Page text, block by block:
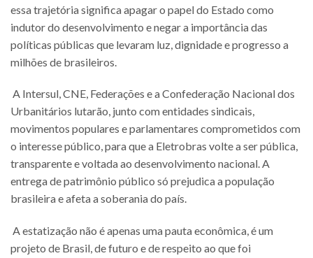
essa trajetória significa apagar o papel do Estado como
indutor do desenvolvimento e negar a importância das
políticas públicas que levaram luz, dignidade e progresso a
milhões de brasileiros.
A Intersul, CNE, Federações e a Confederação Nacional dos
Urbanitários lutarão, junto com entidades sindicais,
movimentos populares e parlamentares comprometidos com
o interesse público, para que a Eletrobras volte a ser pública,
transparente e voltada ao desenvolvimento nacional. A
entrega de patrimônio público só prejudica a população
brasileira e afeta a soberania do país.
A estatização não é apenas uma pauta econômica, é um
projeto de Brasil, de futuro e de respeito ao que foi